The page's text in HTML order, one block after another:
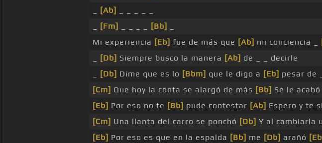
[Ab]
[Fm] [Bb]
Mi experiencia [Eb] fue de más que [Ab] mi conciencia _
[Db] Siempre busco la manera [Ab] de _ _ decirle
[Db] Dime que es lo [Bbm] que le digo a [Eb] pesar de
[Cm] Que hoy la conta se alargó de más [Bb] Se le acabó
[Eb] Por eso no te [Bb] pude contestar [Ab] Espero y te
[Cm] Una llanta del carro se ponchó [Db] Y al cambiarla
[Eb] Por eso es que en la espalda [Bb] me [Db] arañó